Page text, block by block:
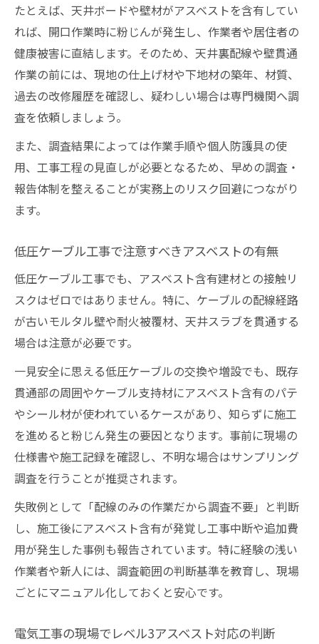
たとえば、天井ボードや壁材がアスベストを含有してい
れば、開口作業時に粉じんが発生し、作業者や居住者の
健康被害に直結します。そのため、天井裏配線や壁貫通
作業の前には、現地の仕上げ材や下地材の築年、材質、
過去の改修履歴を確認し、疑わしい場合は専門機関へ調
査を依頼しましょう。
また、調査結果によっては作業手順や個人防護具の使
用、工事工程の見直しが必要となるため、早めの調査・
報告体制を整えることが実務上のリスク回避につながり
ます。
低圧ケーブル工事で注意すべきアスベストの有無
低圧ケーブル工事でも、アスベスト含有建材との接触リ
スクはゼロではありません。特に、ケーブルの配線経路
が古いモルタル壁や耐火被覆材、天井スラブを貫通する
場合は注意が必要です。
一見安全に思える低圧ケーブルの交換や増設でも、既存
貫通部の周囲やケーブル支持材にアスベスト含有のパテ
やシール材が使われているケースがあり、知らずに施工
を進めると粉じん発生の要因となります。事前に現場の
仕様書や施工記録を確認し、不明な場合はサンプリング
調査を行うことが推奨されます。
失敗例として「配線のみの作業だから調査不要」と判断
し、施工後にアスベスト含有が発覚し工事中断や追加費
用が発生した事例も報告されています。特に経験の浅い
作業者や新人には、調査範囲の判断基準を教育し、現場
ごとにマニュアル化しておくと安心です。
電気工事の現場でレベル3アスベスト対応の判断